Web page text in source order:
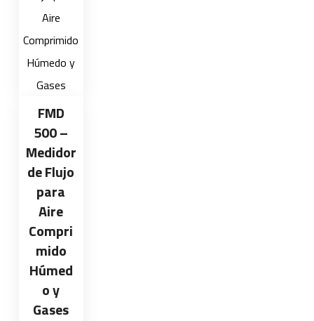
FMD
500 –
Medidor
de Flujo
para
Aire
Compri
mido
Húmed
o y
Gases